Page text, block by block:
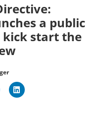
a public
start the